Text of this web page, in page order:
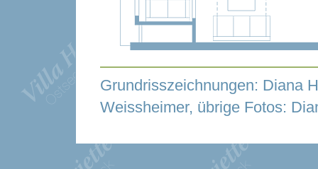
Grundrisszeichnungen: Diana
Weissheimer, übrige Fotos: